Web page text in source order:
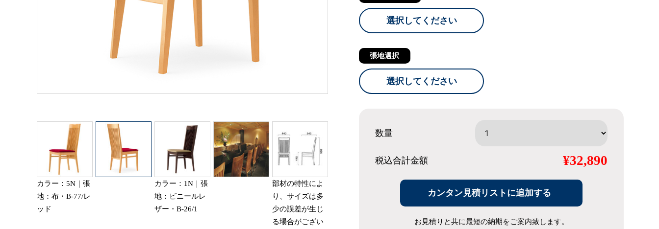
カラー：5N｜張
地：布・B-77/レ
ッド
カラー：1N｜張
地：ビニールレ
ザー・B-26/1
部材の特性によ
り、サイズは多
少の誤差が生じ
る場合がござい
選択してください
張地選択
選択してください
数量
税込合計金額 ¥32,890
カンタン見積リストに追加する
お見積りと共に最短の納期をご案内致します。